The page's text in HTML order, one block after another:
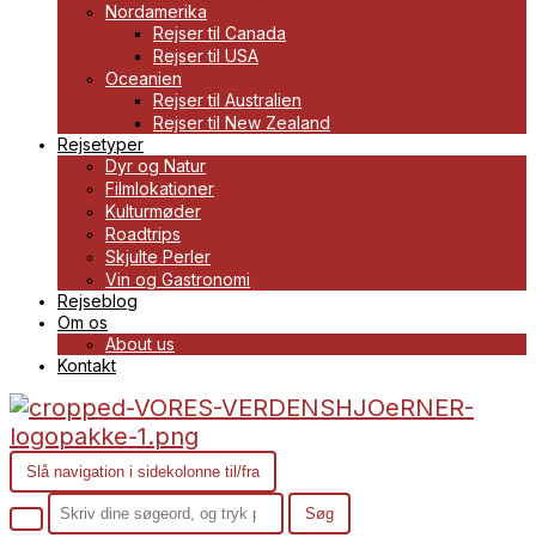
Nordamerika
Rejser til Canada
Rejser til USA
Oceanien
Rejser til Australien
Rejser til New Zealand
Rejsetyper
Dyr og Natur
Filmlokationer
Kulturmøder
Roadtrips
Skjulte Perler
Vin og Gastronomi
Rejseblog
Om os
About us
Kontakt
Slå navigation i sidekolonne til/fra